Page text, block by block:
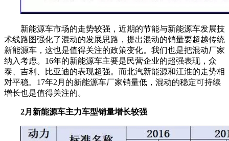
新能源车市场的走势较强，近期的节能与新能源车发展技
术线路图强化了混动的发展思路，提出混动的销量要超越传统
新能源车，这也是值得关注的政策变化。我们也是把混动厂家
纳入考虑。16年的新能源车主要是民营企业的超强表现，众
泰、吉利、比亚迪的表现超强。而北汽新能源和江淮的走势相
对平稳。17年2月的新能源车厂家销量低，混动的稳定可持续
增长也是值得关注的。
2月新能源车主力车型销量增长较强